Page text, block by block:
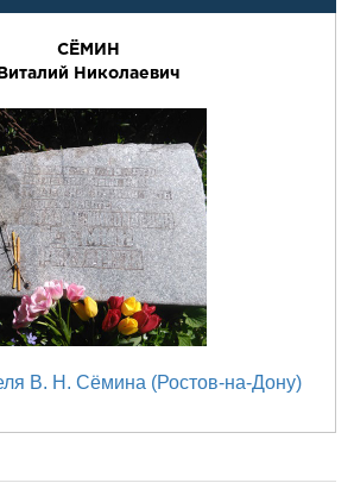
СЁМИН
Николаевич
В. Н. Сёмина (Ростов-на-Дону)